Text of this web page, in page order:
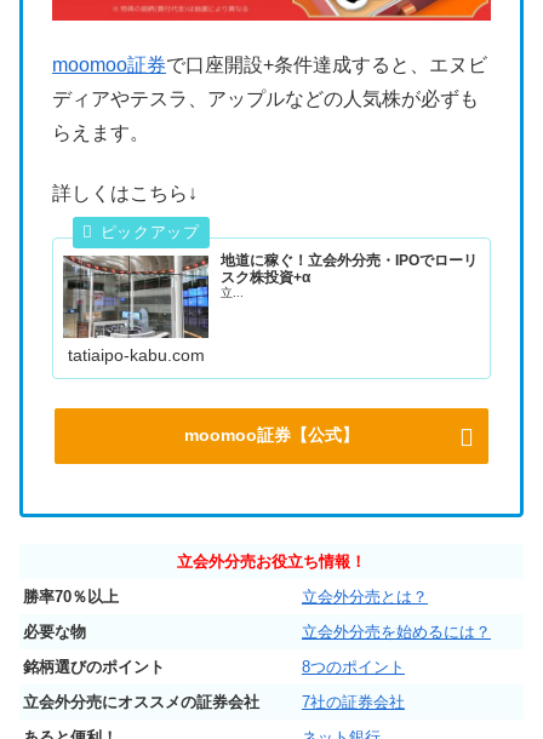
moomoo証券で口座開設+条件達成すると、エヌビ
ディアやテスラ、アップルなどの人気株が必ずも
らえます。
詳しくはこちら↓
地道に稼ぐ！立会外分売・IPOでローリ
スク株投資+α
立...
tatiaipo-kabu.com
moomoo証券【公式】
立会外分売お役立ち情報！
勝率70％以上
立会外分売とは？
必要な物
立会外分売を始めるには？
銘柄選びのポイント
8つのポイント
立会外分売にオススメの証券会社
7社の証券会社